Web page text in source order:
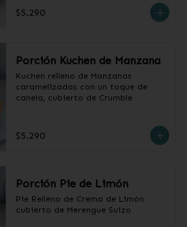
$5.290
Porción Kuchen de Manzana
Kuchen relleno de Manzanas
caramelizadas con un toque de
canela, cubierto de Crumble
$5.290
Porción Pie de Limón
Pie Relleno de Crema de Limón
cubierto de Merengue Suizo